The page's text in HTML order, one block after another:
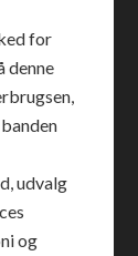
for
denne
udvalg
og